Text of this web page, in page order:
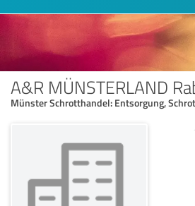
A&R MÜNSTERLAND
Münster Schrotthandel: Entsorgung,